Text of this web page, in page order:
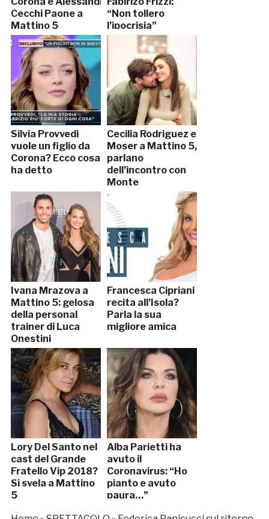
Cecchi Paone a
Mattino 5
“Non tollero
l’ipocrisia”
Silvia Provvedi
vuole un figlio da
Corona? Ecco cosa
ha detto
Cecilia Rodriguez e
Moser a Mattino 5,
parlano
dell’incontro con
Monte
Ivana Mrazova a
Mattino 5: gelosa
della personal
trainer di Luca
Onestini
Francesca Cipriani
recita all’Isola?
Parla la sua
migliore amica
Lory Del Santo nel
cast del Grande
Fratello Vip 2018?
Si svela a Mattino
5
Alba Parietti ha
avuto il
Coronavirus: “Ho
pianto e avuto
paura…”